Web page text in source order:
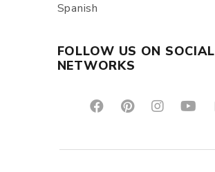
Spanish
FOLLOW US ON SOCIAL
NETWORKS